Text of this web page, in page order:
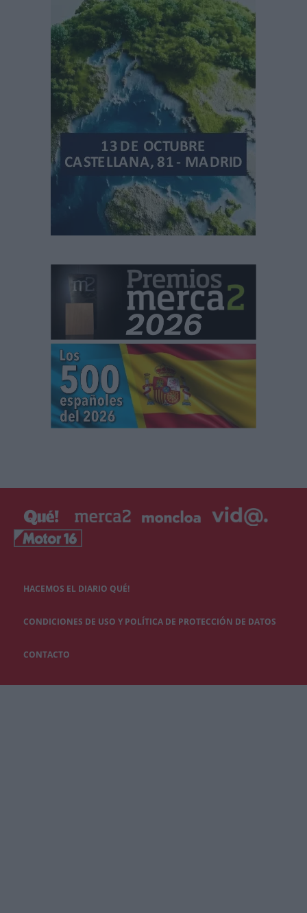
HACEMOS EL DIARIO QUÉ!
CONDICIONES DE USO Y POLÍTICA DE PROTECCIÓN DE DATOS
CONTACTO